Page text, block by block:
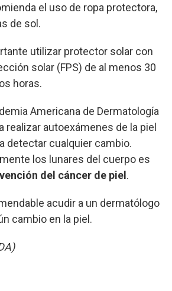
el uso de ropa protectora,
de sol.
utilizar protector solar con
solar (FPS) de al menos 30
horas.
Americana de Dermatología
realizar autoexámenes de la piel
detectar cualquier cambio.
los lunares del cuerpo es
del cáncer de piel .
acudir a un dermatólogo
cambio en la piel.